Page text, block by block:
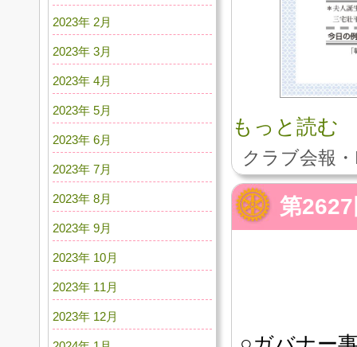
もっと読む
クラブ会報
第
2023年 2月
2023年 3月
2023年 4月
2023年 5月
2023年 6月
2023年 7月
2023年 8月
2023年 9月
2023年 10月
2023年 11月
2023年 12月